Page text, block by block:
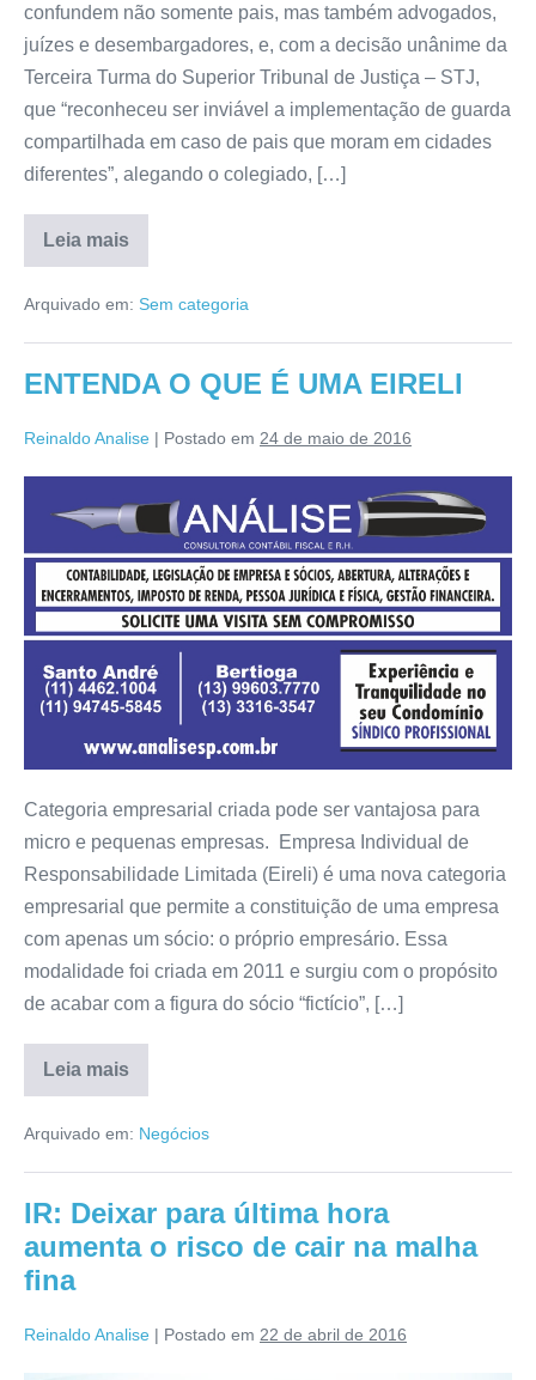
confundem não somente pais, mas também advogados,
juízes e desembargadores, e, com a decisão unânime da
Terceira Turma do Superior Tribunal de Justiça – STJ,
que “reconheceu ser inviável a implementação de guarda
compartilhada em caso de pais que moram em cidades
diferentes”, alegando o colegiado, […]
Leia mais
Arquivado em: Sem categoria
ENTENDA O QUE É UMA EIRELI
Reinaldo Analise | Postado em 24 de maio de 2016
Categoria empresarial criada pode ser vantajosa para
micro e pequenas empresas. Empresa Individual de
Responsabilidade Limitada (Eireli) é uma nova categoria
empresarial que permite a constituição de uma empresa
com apenas um sócio: o próprio empresário. Essa
modalidade foi criada em 2011 e surgiu com o propósito
de acabar com a figura do sócio “fictício”, […]
Leia mais
Arquivado em: Negócios
IR: Deixar para última hora
aumenta o risco de cair na malha
fina
Reinaldo Analise | Postado em 22 de abril de 2016